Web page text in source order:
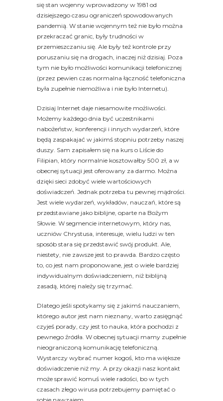
się stan wojenny wprowadzony w 1981 od
dzisiejszego czasu ograniczeń spowodowanych
pandemią. W stanie wojennym też nie było można
przekraczać granic, były trudności w
przemieszczaniu się. Ale były też kontrole przy
poruszaniu się na drogach, inaczej niż dzisiaj. Poza
tym nie było możliwości komunikacji telefonicznej
(przez pewien czas normalna łączność telefoniczna
była zupełnie niemożliwa i nie było Internetu).
Dzisiaj Internet daje niesamowite możliwości.
Możemy każdego dnia być uczestnikami
nabożeństw, konferencji i innych wydarzeń, które
będą zaspakajać w jakimś stopniu potrzeby naszej
duszy. Sam zapisałem się na kurs o Liście do
Filipian, który normalnie kosztowałby 500 zł, a w
obecnej sytuacji jest oferowany za darmo. Można
dzięki sieci zdobyć wiele wartościowych
doświadczeń. Jednak potrzeba tu pewnej mądrości.
Jest wiele wydarzeń, wykładów, nauczań, które są
przedstawiane jako biblijne, oparte na Bożym
Słowie. W segmencie internetowym, który nas,
uczniów Chrystusa, interesuje, wielu ludzi w ten
sposób stara się przedstawić swój produkt. Ale,
niestety, nie zawsze jest to prawda. Bardzo często
to, co jest nam proponowane, jest o wiele bardziej
indywidualnym doświadczeniem, niż biblijną
zasadą, której należy się trzymać.
Dlatego jeśli spotykamy się z jakimś nauczaniem,
którego autor jest nam nieznany, warto zasięgnąć
czyjeś porady, czy jest to nauka, która pochodzi z
pewnego źródła. W obecnej sytuacji mamy zupełnie
nieograniczoną komunikację telefoniczną.
Wystarczy wybrać numer kogoś, kto ma większe
doświadczenie niż my. A przy okazji nasz kontakt
może sprawić komuś wiele radości, bo w tych
czasach złego wirusa potrzebujemy pamiętać o